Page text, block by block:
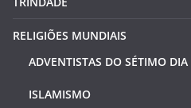
RELIGIÕES MUNDIAIS
ADVENTISTAS DO SÉTIMO DIA
ISLAMISMO